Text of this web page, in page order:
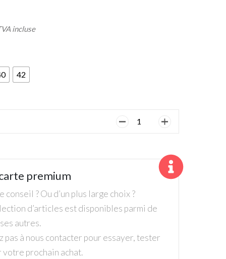
incluse
42
quantité
Dame,
Bermuda,
premium
conseil ? Ou d’un plus large choix ?
d’articles est disponibles parmi de
autres.
pas à nous contacter pour essayer, tester
prochain achat.